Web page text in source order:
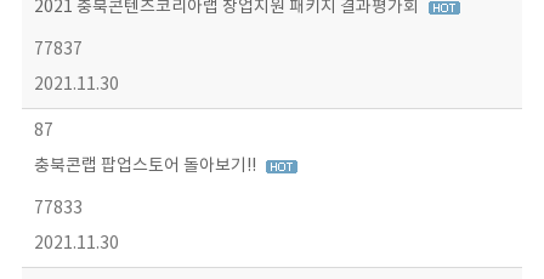
2021 충북콘텐츠코리아랩 창업지원 패키지 결과평가회
77837
2021.11.30
87
충북콘랩 팝업스토어 돌아보기!!
77833
2021.11.30